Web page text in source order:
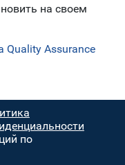
на своем
Quality Assurance
по